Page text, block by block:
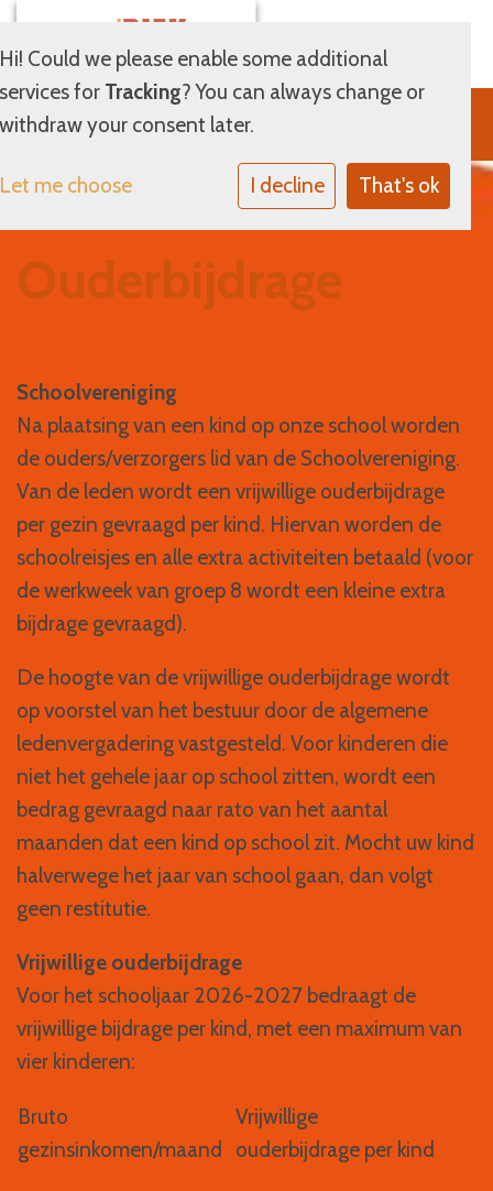
Ouderbijdrage
Schoolvereniging
Na plaatsing van een kind op onze school worden
de ouders/verzorgers lid van de Schoolvereniging.
Van de leden wordt een vrijwillige ouderbijdrage
per gezin gevraagd per kind. Hiervan worden de
schoolreisjes en alle extra activiteiten betaald (voor
de werkweek van groep 8 wordt een kleine extra
bijdrage gevraagd).
De hoogte van de vrijwillige ouderbijdrage wordt
op voorstel van het bestuur door de algemene
ledenvergadering vastgesteld. Voor kinderen die
niet het gehele jaar op school zitten, wordt een
bedrag gevraagd naar rato van het aantal
maanden dat een kind op school zit. Mocht uw kind
halverwege het jaar van school gaan, dan volgt
geen restitutie.
Vrijwillige ouderbijdrage
Voor het schooljaar 2026-2027 bedraagt de
vrijwillige bijdrage per kind, met een maximum van
vier kinderen:
Bruto
gezinsinkomen/maand
Vrijwillige
ouderbijdrage per kind
Hi! Could we please enable some additional
services for Tracking? You can always change or
withdraw your consent later.
Let me choose I decline That's ok